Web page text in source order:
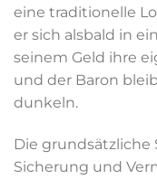
eine traditionelle
er sich alsbald in
seinem Geld ihre
und der Baron
dunkeln.
Die grundsätzliche
Sicherung und